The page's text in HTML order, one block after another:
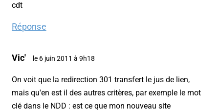
cdt
Réponse
Vic' le 6 juin 2011 à 9h18
On voit que la redirection 301 transfert le jus de lien,
mais qu'en est il des autres critères, par exemple le mot
clé dans le NDD : est ce que mon nouveau site